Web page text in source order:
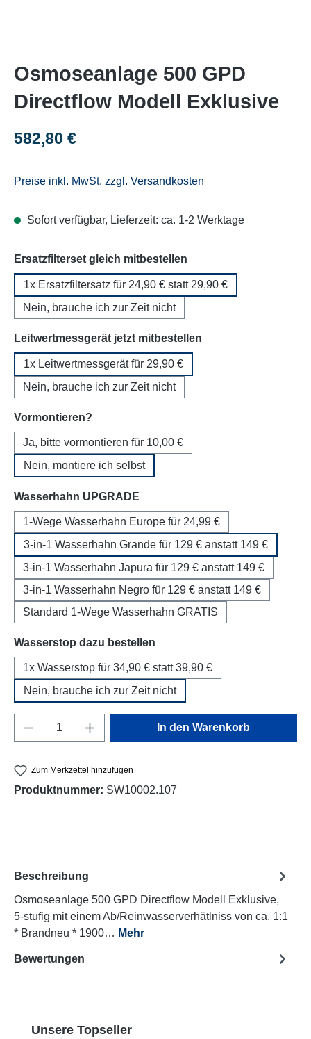
Osmoseanlage 500 GPD
Directflow Modell Exklusive
Regulärer Preis:
582,80 €
Preise inkl. MwSt. zzgl. Versandkosten
Sofort verfügbar, Lieferzeit: ca. 1-2 Werktage
Ersatzfilterset gleich mitbestellen
1x Ersatzfiltersatz für 24,90 € statt 29,90 €
Nein, brauche ich zur Zeit nicht
Leitwertmessgerät jetzt mitbestellen
1x Leitwertmessgerät für 29,90 €
Nein, brauche ich zur Zeit nicht
Vormontieren?
Ja, bitte vormontieren für 10,00 €
Nein, montiere ich selbst
Wasserhahn UPGRADE
1-Wege Wasserhahn Europe für 24,99 €
3-in-1 Wasserhahn Grande für 129 € anstatt 149 €
3-in-1 Wasserhahn Japura für 129 € anstatt 149 €
3-in-1 Wasserhahn Negro für 129 € anstatt 149 €
Standard 1-Wege Wasserhahn GRATIS
Wasserstop dazu bestellen
1x Wasserstop für 34,90 € statt 39,90 €
Nein, brauche ich zur Zeit nicht
Produkt Anzahl: Gib den gewünschten
In den Warenkorb
Zum Merkzettel hinzufügen
Produktnummer: SW10002.107
Beschreibung
Osmoseanlage 500 GPD Directflow Modell Exklusive,
5-stufig mit einem Ab/Reinwasserverhätlniss von ca. 1:1
* Brandneu * 1900… Mehr
Bewertungen
Produktgalerie überspringen
Unsere Topseller